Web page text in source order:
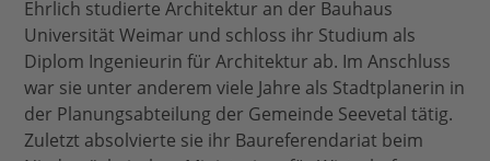
Ehrlich studierte Architektur an der Bauhaus
Universität Weimar und schloss ihr Studium als
Diplom Ingenieurin für Architektur ab. Im Anschluss
war sie unter anderem viele Jahre als Stadtplanerin in
der Planungsabteilung der Gemeinde Seevetal tätig.
Zuletzt absolvierte sie ihr Baureferendariat beim